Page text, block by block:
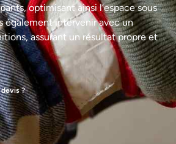
optimisant ainsi l’espace sous
également intervenir avec un
assurant un résultat propre et
?